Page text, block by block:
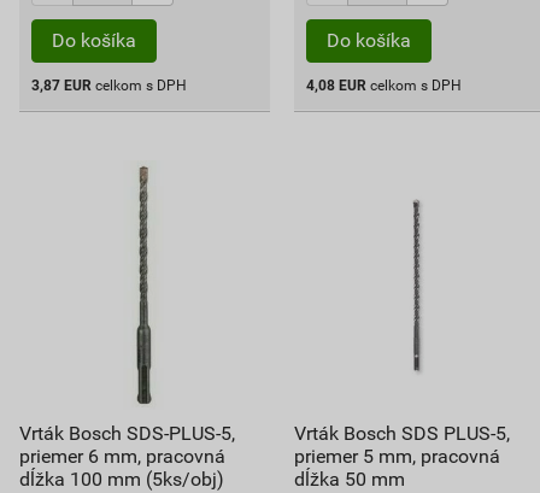
Do košíka
3,87 EUR celkom s DPH
Do košíka
4,08 EUR celkom s DPH
Vrták Bosch SDS-PLUS-5,
priemer 6 mm, pracovná
dĺžka 100 mm (5ks/obj)
Vrták Bosch SDS PLUS-5,
priemer 5 mm, pracovná
dĺžka 50 mm